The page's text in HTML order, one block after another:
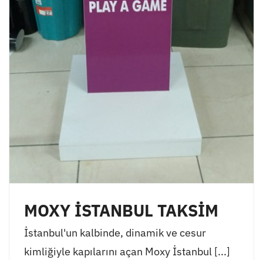
MOXY İSTANBUL TAKSİM
İstanbul'un kalbinde, dinamik ve cesur
kimliğiyle kapılarını açan Moxy İstanbul [...]